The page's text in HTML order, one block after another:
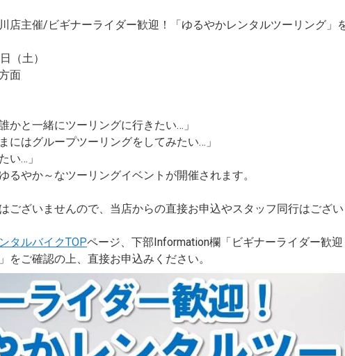
店主催/ビギナーライダー歓迎！「ゆるやかレンタルツーリング」
（土）
面
かと一緒にツーリングに行きたい…」
にはグループツーリングをしてみたい…」
い…」
るやか～なツーリングイベントが開催されます。
ございませんので、当店からの直接お申込やスタッフ同行はござい
タルバイクTOPページ、下部Information欄「ビギナーライダー歓
をご確認の上、直接お申込みください。